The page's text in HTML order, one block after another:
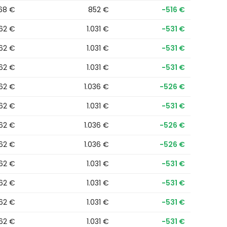
€ 852 €
−516 €
€
1.031 €
−531 €
€
1.031 €
−531 €
€
1.031 €
−531 €
€
1.036 €
−526 €
€
1.031 €
−531 €
€
1.036 €
−526 €
€
1.036 €
−526 €
€
1.031 €
−531 €
€
1.031 €
−531 €
€
1.031 €
−531 €
€
1.031 € −531 €